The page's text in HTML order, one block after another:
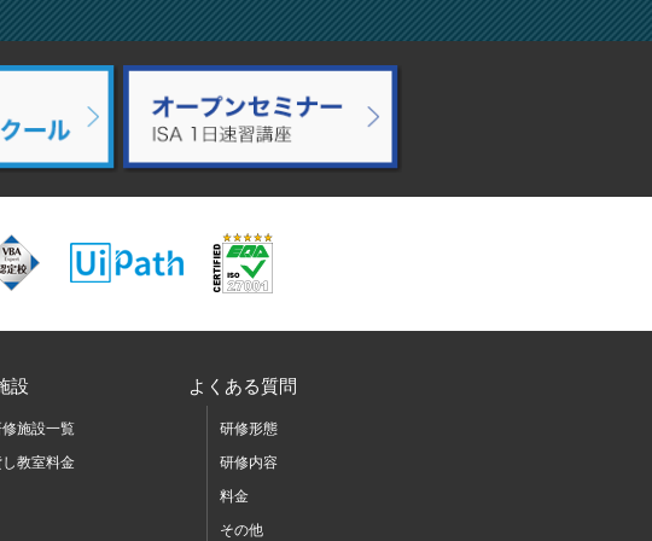
設
施設一覧
教室料金
よくある質問
研修形態
研修内容
料金
その他